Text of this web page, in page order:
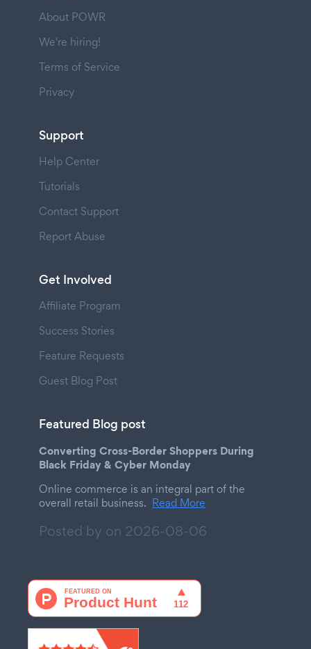
About POWR
We're hiring!
Terms of Service
Privacy
Support
Help Center
Tutorials
Contact Support
Report Abuse
Get Involved
Affiliate Program
Success Stories
Feature Requests
Guest Blog Post
Featured Blog post
Converting Cross-Border Shoppers During
Black Friday & Cyber Monday
Online commerce is an integral part of the
overall retail business. Read More
Posted by on 2026-08-06